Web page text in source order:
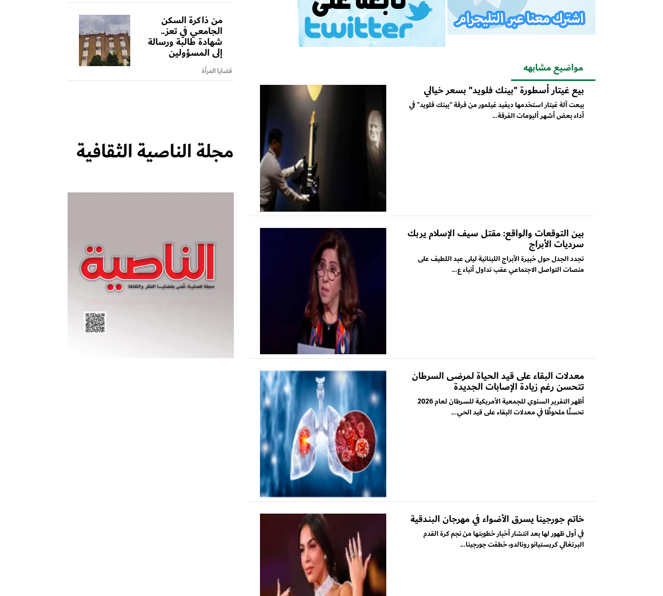
مواضيع مشابهه
بيع غيتار أسطورة "بينك فلويد" بسعر خيالي
بيعت آلة غيتار استخدمها ديفيد غيلمور من فرقة "بينك فلويد" في
أداء بعض أشهر ألبومات الفرقة...
بين التوقعات والواقع: مقتل سيف الإسلام يربك
سرديات الأبراج
تجدد الجدل حول خبيرة الأبراج اللبنانية ليلى عبد اللطيف على
منصات التواصل الاجتماعي عقب تداول أنباء ع...
معدلات البقاء على قيد الحياة لمرضى السرطان
تتحسن رغم زيادة الإصابات الجديدة
أظهر التقرير السنوي للجمعية الأمريكية للسرطان لعام 2026
تحسنًا ملحوظًا في معدلات البقاء على قيد الحي...
خاتم جورجينا يسرق الأضواء في مهرجان البندقية
في أول ظهور لها بعد انتشار أخبار خطوبتها من نجم كرة القدم
البرتغالي كريستيانو رونالدو، خطفت جورجينا...
من ذاكرة السكن
الجامعي في تعز..
شهادة طالبة ورسالة
إلى المسؤولين
قضايا المرأة
مجلة الناصية الثقافية